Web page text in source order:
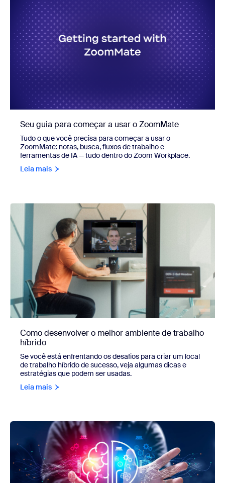
Seu guia para começar a usar o ZoomMate
Tudo o que você precisa para começar a usar o
ZoomMate: notas, busca, fluxos de trabalho e
ferramentas de IA — tudo dentro do Zoom Workplace.
Leia mais
Como desenvolver o melhor ambiente de trabalho
híbrido
Se você está enfrentando os desafios para criar um local
de trabalho híbrido de sucesso, veja algumas dicas e
estratégias que podem ser usadas.
Leia mais